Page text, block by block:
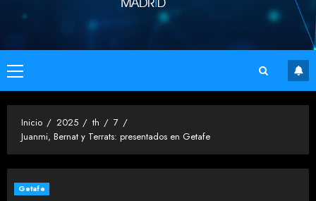
Menú
principal
Inicio 2025 th
7
Juanmi, Bernat y Terrats: presentados en Getafe
Getafe